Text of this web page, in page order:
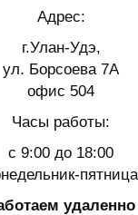
Адрес:
г.Улан-Удэ,
ул. Борсоева 7А
офис 504
Часы работы:
с 9:00 до 18:00
пятница
удаленно